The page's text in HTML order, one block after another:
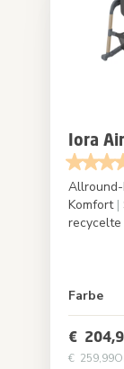
Iora
Komfort |
Farbe
€
€ 259,99